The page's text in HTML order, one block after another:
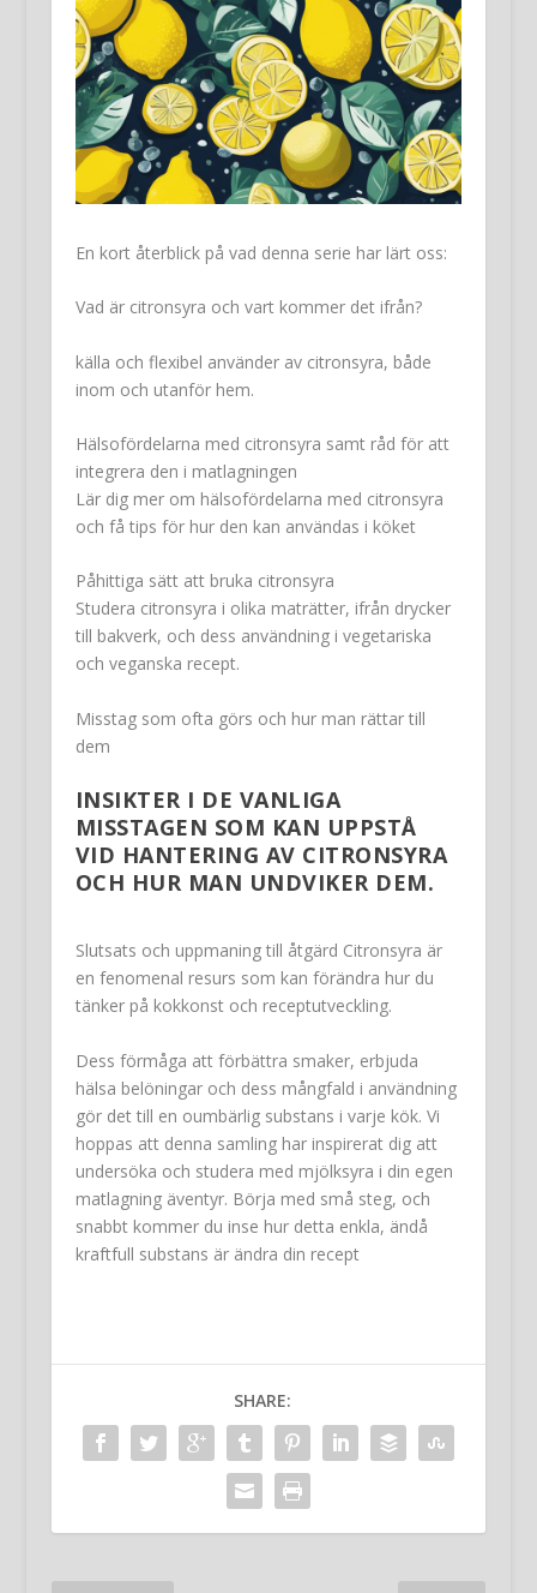
En kort återblick på vad denna serie har lärt oss:
Vad är citronsyra och vart kommer det ifrån?
källa och flexibel använder av citronsyra, både
inom och utanför hem.
Hälsofördelarna med citronsyra samt råd för att
integrera den i matlagningen
Lär dig mer om hälsofördelarna med citronsyra
och få tips för hur den kan användas i köket
Påhittiga sätt att bruka citronsyra
Studera citronsyra i olika maträtter, ifrån drycker
till bakverk, och dess användning i vegetariska
och veganska recept.
Misstag som ofta görs och hur man rättar till
dem
INSIKTER I DE VANLIGA
MISSTAGEN SOM KAN UPPSTÅ
VID HANTERING AV CITRONSYRA
OCH HUR MAN UNDVIKER DEM.
Slutsats och uppmaning till åtgärd Citronsyra är
en fenomenal resurs som kan förändra hur du
tänker på kokkonst och receptutveckling.
Dess förmåga att förbättra smaker, erbjuda
hälsa belöningar och dess mångfald i användning
gör det till en oumbärlig substans i varje kök. Vi
hoppas att denna samling har inspirerat dig att
undersöka och studera med mjölksyra i din egen
matlagning äventyr. Börja med små steg, och
snabbt kommer du inse hur detta enkla, ändå
kraftfull substans är ändra din recept
SHARE: